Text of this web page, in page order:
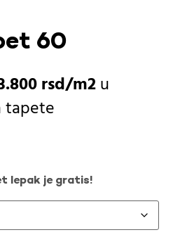
60
rsd
u
tapete
lepak je gratis!